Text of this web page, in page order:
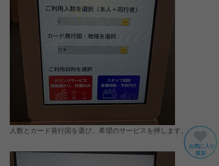
お気に入り
追加
人数とカード発行国を選び、希望のサービスを押します。